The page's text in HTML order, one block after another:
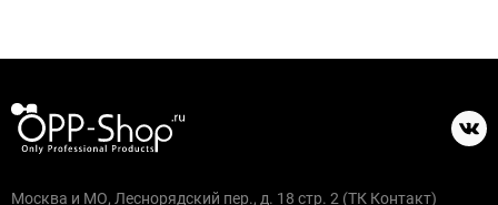
Москва и МО, Леснорядский пер., д. 18 стр. 2 (ТК Контакт)